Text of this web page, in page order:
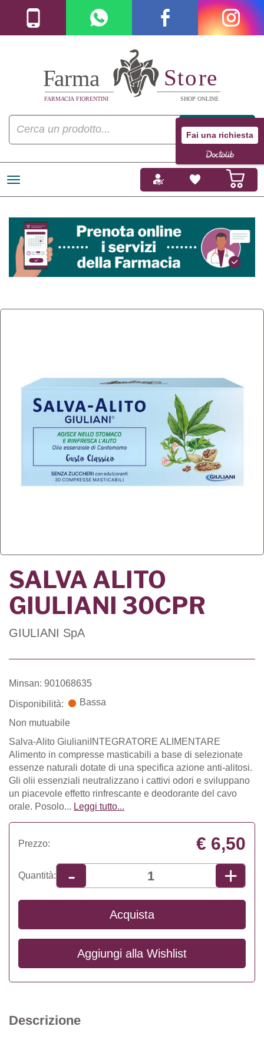
Fai una richiesta
SALVA ALITO
GIULIANI 30CPR
GIULIANI SpA
Minsan: 901068635
Disponibilità: Bassa
Non mutuabile
Salva-Alito GiulianiINTEGRATORE ALIMENTARE
Alimento in compresse masticabili a base di selezionate
essenze naturali dotate di una specifica azione anti-alitosi.
Gli olii essenziali neutralizzano i cattivi odori e sviluppano
un piacevole effetto rinfrescante e deodorante del cavo
orale. Posolo... Leggi tutto...
Prezzo: € 6,50
Quantità: - +
Acquista
Aggiungi alla Wishlist
Descrizione